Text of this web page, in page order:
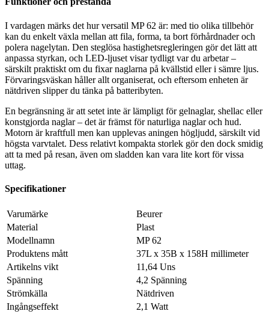
I vardagen märks det hur versatil MP 62 är: med tio olika tillbehör
kan du enkelt växla mellan att fila, forma, ta bort förhårdnader och
polera nagelytan. Den steglösa hastighetsregleringen gör det lätt att
anpassa styrkan, och LED-ljuset visar tydligt var du arbetar –
särskilt praktiskt om du fixar naglarna på kvällstid eller i sämre ljus.
Förvaringsväskan håller allt organiserat, och eftersom enheten är
nätdriven slipper du tänka på batteribyten.
En begränsning är att setet inte är lämpligt för gelnaglar, shellac eller
konstgjorda naglar – det är främst för naturliga naglar och hud.
Motorn är kraftfull men kan upplevas aningen högljudd, särskilt vid
högsta varvtalet. Dess relativt kompakta storlek gör den dock smidig
att ta med på resan, även om sladden kan vara lite kort för vissa
uttag.
Specifikationer
Varumärke
Beurer
Material
Plast
Modellnamn
MP 62
Produktens mått
37L x 35B x 158H millimeter
Artikelns vikt
11,64 Uns
Spänning
4,2 Spänning
Strömkälla
Nätdriven
Ingångseffekt
2,1 Watt